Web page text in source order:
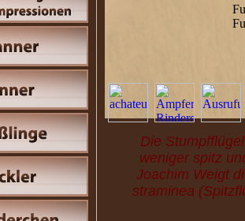
Die
weniger spitz
Joachim Weigt
straminea